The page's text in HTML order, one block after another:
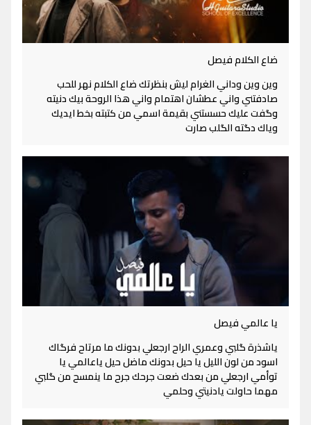
ضاع الكلام فيصل
وين وين وداني الغرام ليش بنظرتك ضاع الكلام نهر للحب
صادفتني واني عطشان اهتمام واني هذا الروحة بيك دنيته
وگفت عليك حسستني بقيمة اسمي من كتبته بخط ايديك
وياك دگته الگلب صارت
يا عالمي فيصل
ياشذرة گلبي وعمري الراح ارجعلي بدونك ما مرتاح فرگاك
اسود من لون الليل يا حيل بدونك ماضل حيل ياعالمي يا
توأمي ارجعلي من بعدك ضعت جرحك جرح ما ينمسح من گلبي
مهما حاولت يادنيتي وحلمي